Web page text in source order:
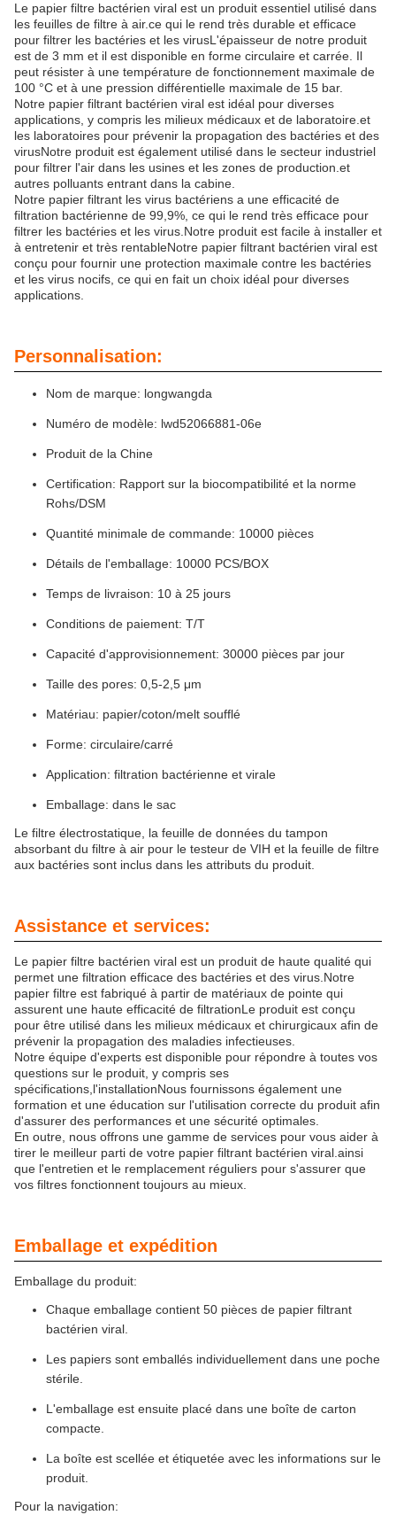
Le papier filtre bactérien viral est un produit essentiel utilisé dans
les feuilles de filtre à air.ce qui le rend très durable et efficace
pour filtrer les bactéries et les virusL'épaisseur de notre produit
est de 3 mm et il est disponible en forme circulaire et carrée. Il
peut résister à une température de fonctionnement maximale de
100 °C et à une pression différentielle maximale de 15 bar.
Notre papier filtrant bactérien viral est idéal pour diverses
applications, y compris les milieux médicaux et de laboratoire.et
les laboratoires pour prévenir la propagation des bactéries et des
virusNotre produit est également utilisé dans le secteur industriel
pour filtrer l'air dans les usines et les zones de production.et
autres polluants entrant dans la cabine.
Notre papier filtrant les virus bactériens a une efficacité de
filtration bactérienne de 99,9%, ce qui le rend très efficace pour
filtrer les bactéries et les virus.Notre produit est facile à installer et
à entretenir et très rentableNotre papier filtrant bactérien viral est
conçu pour fournir une protection maximale contre les bactéries
et les virus nocifs, ce qui en fait un choix idéal pour diverses
applications.
Personnalisation:
Nom de marque: longwangda
Numéro de modèle: lwd52066881-06e
Produit de la Chine
Certification: Rapport sur la biocompatibilité et la norme
Rohs/DSM
Quantité minimale de commande: 10000 pièces
Détails de l'emballage: 10000 PCS/BOX
Temps de livraison: 10 à 25 jours
Conditions de paiement: T/T
Capacité d'approvisionnement: 30000 pièces par jour
Taille des pores: 0,5-2,5 μm
Matériau: papier/coton/melt soufflé
Forme: circulaire/carré
Application: filtration bactérienne et virale
Emballage: dans le sac
Le filtre électrostatique, la feuille de données du tampon
absorbant du filtre à air pour le testeur de VIH et la feuille de filtre
aux bactéries sont inclus dans les attributs du produit.
Assistance et services:
Le papier filtre bactérien viral est un produit de haute qualité qui
permet une filtration efficace des bactéries et des virus.Notre
papier filtre est fabriqué à partir de matériaux de pointe qui
assurent une haute efficacité de filtrationLe produit est conçu
pour être utilisé dans les milieux médicaux et chirurgicaux afin de
prévenir la propagation des maladies infectieuses.
Notre équipe d'experts est disponible pour répondre à toutes vos
questions sur le produit, y compris ses
spécifications,l'installationNous fournissons également une
formation et une éducation sur l'utilisation correcte du produit afin
d'assurer des performances et une sécurité optimales.
En outre, nous offrons une gamme de services pour vous aider à
tirer le meilleur parti de votre papier filtrant bactérien viral.ainsi
que l'entretien et le remplacement réguliers pour s'assurer que
vos filtres fonctionnent toujours au mieux.
Emballage et expédition
Emballage du produit:
Chaque emballage contient 50 pièces de papier filtrant
bactérien viral.
Les papiers sont emballés individuellement dans une poche
stérile.
L'emballage est ensuite placé dans une boîte de carton
compacte.
La boîte est scellée et étiquetée avec les informations sur le
produit.
Pour la navigation: